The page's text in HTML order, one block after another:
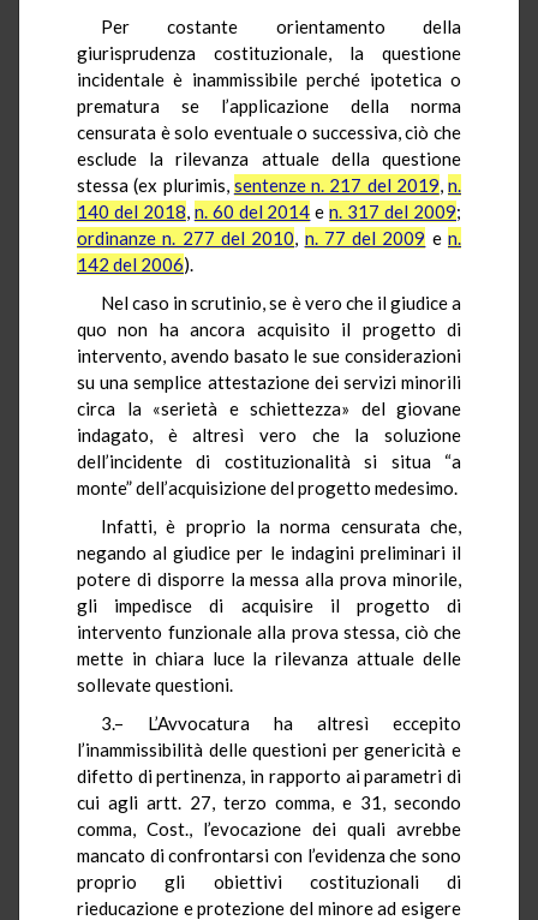
Per costante orientamento della
giurisprudenza costituzionale, la questione
incidentale è inammissibile perché ipotetica o
prematura se l’applicazione della norma
censurata è solo eventuale o successiva, ciò che
esclude la rilevanza attuale della questione
stessa (ex plurimis, sentenze n. 217 del 2019, n.
140 del 2018, n. 60 del 2014 en. 317 del 2009;
ordinanze n. 277 del 2010, n. 77 del 2009 en.
142 del 2006).
Nel caso in scrutinio, se è vero che il giudice a
quo non ha ancora acquisito il progetto di
intervento, avendo basato le sue considerazioni
su una semplice attestazione dei servizi minorili
circa la «serietà e schiettezza» del giovane
indagato, è altresì vero che la soluzione
dell’incidente di costituzionalità si situa “a
monte” dell’acquisizione del progetto medesimo.
Infatti, è proprio la norma censurata che,
negando al giudice per le indagini preliminari il
potere di disporre la messa alla prova minorile,
gli impedisce di acquisire il progetto di
intervento funzionale alla prova stessa, ciò che
mette in chiara luce la rilevanza attuale delle
sollevate questioni.
3.– L’Avvocatura ha altresì eccepito
l’inammissibilità delle questioni per genericità e
difetto di pertinenza, in rapporto ai parametri di
cui agli artt. 27, terzo comma, e 31, secondo
comma, Cost., l’evocazione dei quali avrebbe
mancato di confrontarsi con l’evidenza che sono
proprio gli obiettivi costituzionali di
rieducazione e protezione del minore ad esigere